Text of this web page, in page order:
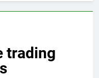
trading